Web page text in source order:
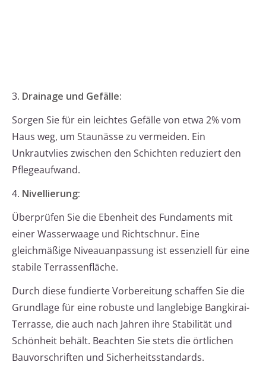
3. Drainage und Gefälle:
Sorgen Sie für ein leichtes Gefälle von etwa 2% vom
Haus weg, um Staunässe zu vermeiden. Ein
Unkrautvlies zwischen den Schichten reduziert den
Pflegeaufwand.
4. Nivellierung:
Überprüfen Sie die Ebenheit des Fundaments mit
einer Wasserwaage und Richtschnur. Eine
gleichmäßige Niveauanpassung ist essenziell für eine
stabile Terrassenfläche.
Durch diese fundierte Vorbereitung schaffen Sie die
Grundlage für eine robuste und langlebige Bangkirai-
Terrasse, die auch nach Jahren ihre Stabilität und
Schönheit behält. Beachten Sie stets die örtlichen
Bauvorschriften und Sicherheitsstandards.